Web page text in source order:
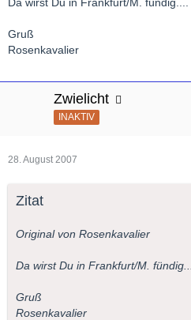
Bernd
Gruß
Rosenkavalier
Zwielicht
INAKTIV
28. August 2007
Zitat
Original von Rosenkavalier
Da wirst Du in Frankfurt/M. fündig....
Gruß
Rosenkavalier